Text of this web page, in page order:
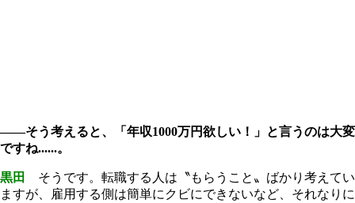
――そう考えると、「年収1000万円欲しい！」と言うのは大変
ですね......。
黒田
そうです。転職する人は〝もらうこと〟ばかり考えてい
ますが、雇用する側は簡単にクビにできないなど、それなりに